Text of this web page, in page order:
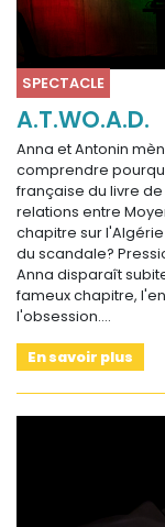
SPECTACLE
A.T.WO.A.D.
Anna et Antonin
comprendre
française du livre de
relations entre
chapitre sur
du scandale?
Anna disparaît
fameux chapitre,
l'obsession.…
En savoir plus